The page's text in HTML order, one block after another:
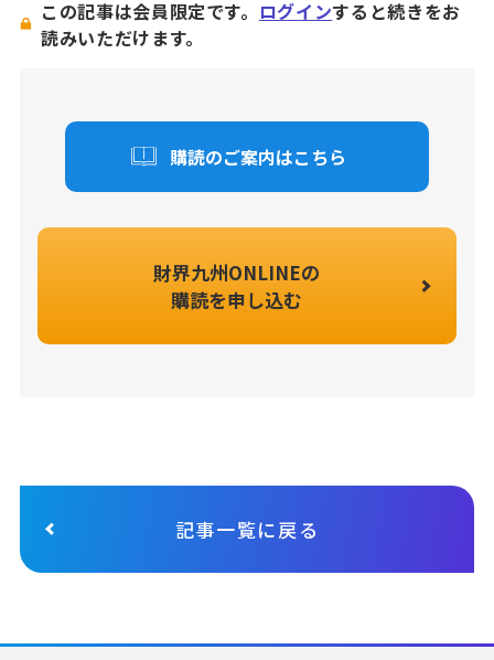
この記事は会員限定です。 ログインすると続きをお
読みいただけます。
購読のご案内はこちら
財界九州ONLINEの
購読を申し込む
記事一覧に戻る